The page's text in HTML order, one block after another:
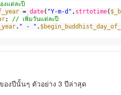
แต่ละปี
= date( "Y-m-d" , strtotime(
; // เพิ่มวันแต่ละปี
. " - " .
งปีนั้นๆ ตัวอย่าง 3 ปีล่าสุด